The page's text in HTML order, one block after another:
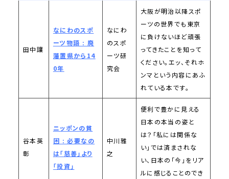
田中讓
なにわのスポ
ーツ物語 : 廃
藩置県から14
0年
なにわ
のスポ
ーツ研
究会
大阪が明治以降スポ
ーツの世界でも東京
に負けないほど頑張
ってきたことを知って
ください。エッ、それホ
ンマという内容にあふ
れている本です。
谷本英
彰
ニッポンの貧
困 : 必要なの
は「慈善」より
「投資」
中川雅
之
便利で豊かに見える
日本の本当の姿と
は？「私には関係な
い」では済まされな
い、日本の「今」をリア
ルに感じることのでき